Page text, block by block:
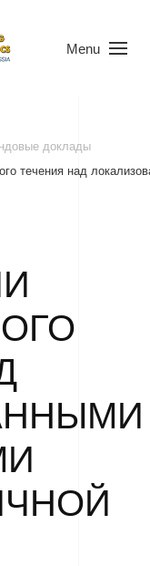
Menu
доклады
течения над